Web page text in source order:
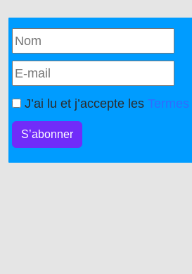
J’ai lu et j’accepte les
S’abonner